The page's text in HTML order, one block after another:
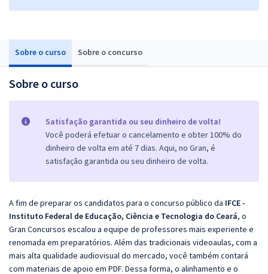
Sobre o curso Sobre o concurso
Sobre o curso
Satisfação garantida ou seu dinheiro de volta!
Você poderá efetuar o cancelamento e obter 100% do
dinheiro de volta em até 7 dias. Aqui, no Gran, é
satisfação garantida ou seu dinheiro de volta.
A fim de preparar os candidatos para o concurso público da IFCE -
Instituto Federal de Educação, Ciência e Tecnologia do Ceará, o
Gran Concursos escalou a equipe de professores mais experiente e
renomada em preparatórios. Além das tradicionais videoaulas, com a
mais alta qualidade audiovisual do mercado, você também contará
com materiais de apoio em PDF. Dessa forma, o alinhamento e o